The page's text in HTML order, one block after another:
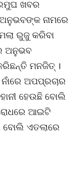
ଖବର
ନାମରେ
ରୁଜୁ କରିବା
ଅନୁଭବ
ମନଜିତ୍ ।
ଅପପ୍ରଚାର
ହେଉଛି ବୋଲି
ଆଇଟି
ବୋଲି ଏତଲାରେ